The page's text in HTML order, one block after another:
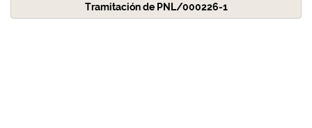
Tramitación de PNL/000226-1